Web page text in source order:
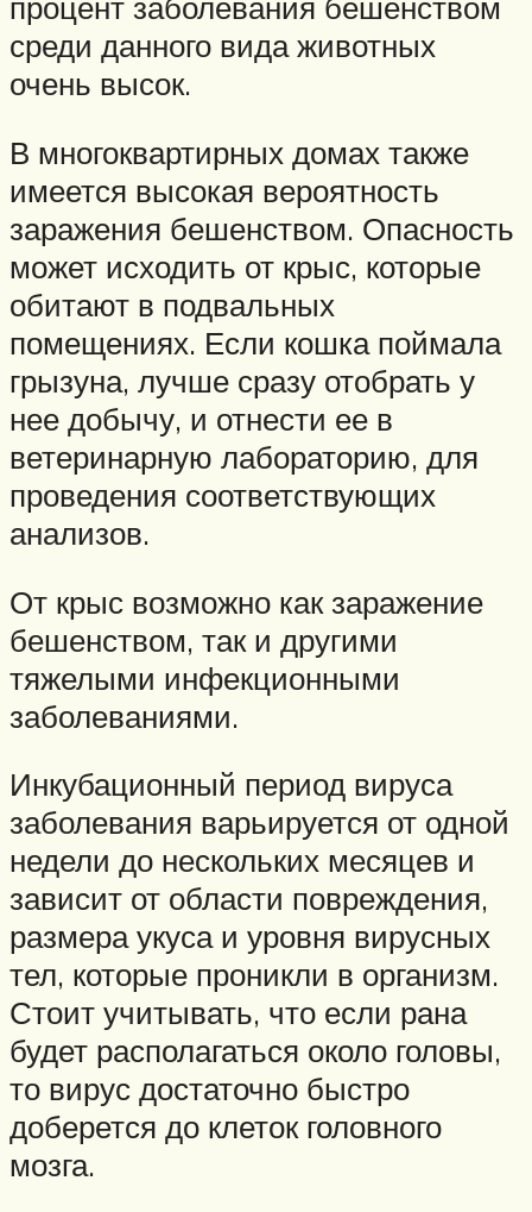
процент заболевания бешенством
среди данного вида животных
очень высок.
В многоквартирных домах также
имеется высокая вероятность
заражения бешенством. Опасность
может исходить от крыс, которые
обитают в подвальных
помещениях. Если кошка поймала
грызуна, лучше сразу отобрать у
нее добычу, и отнести ее в
ветеринарную лабораторию, для
проведения соответствующих
анализов.
От крыс возможно как заражение
бешенством, так и другими
тяжелыми инфекционными
заболеваниями.
Инкубационный период вируса
заболевания варьируется от одной
недели до нескольких месяцев и
зависит от области повреждения,
размера укуса и уровня вирусных
тел, которые проникли в организм.
Стоит учитывать, что если рана
будет располагаться около головы,
то вирус достаточно быстро
доберется до клеток головного
мозга.